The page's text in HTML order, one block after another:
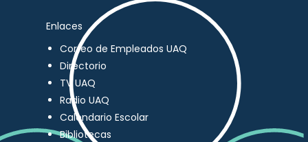
Enlaces
Correo de Empleados UAQ
Directorio
TV UAQ
Radio UAQ
Calendario Escolar
Bibliotecas